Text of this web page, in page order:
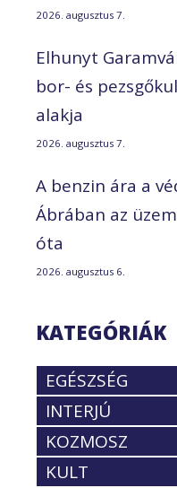
2026. augusztus 7.
Elhunyt
bor- és
alakja
2026. augusztus 7.
A benzin ára a
Ábrában az
óta
2026. augusztus 6.
KATEGÓRIÁK
EGÉSZSÉG
INTERJÚ
KOZMOSZ
KULT